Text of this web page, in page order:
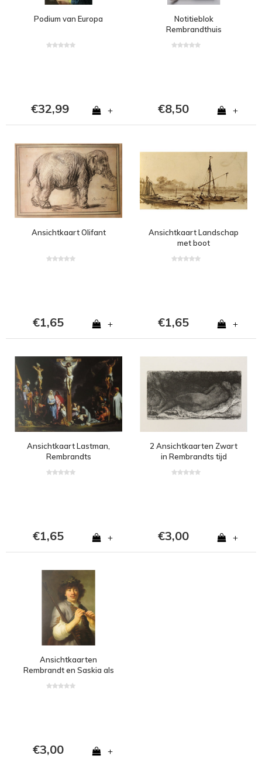
Podium van Europa
€32,99 +
Notitieblok
Rembrandthuis
€8,50 +
Ansichtkaart Olifant
€1,65 +
Ansichtkaart Landschap
met boot
€1,65 +
Ansichtkaart Lastman,
Rembrandts
€1,65 +
2 Ansichtkaarten Zwart
in Rembrandts tijd
€3,00 +
Ansichtkaarten
Rembrandt en Saskia als
€3,00 +